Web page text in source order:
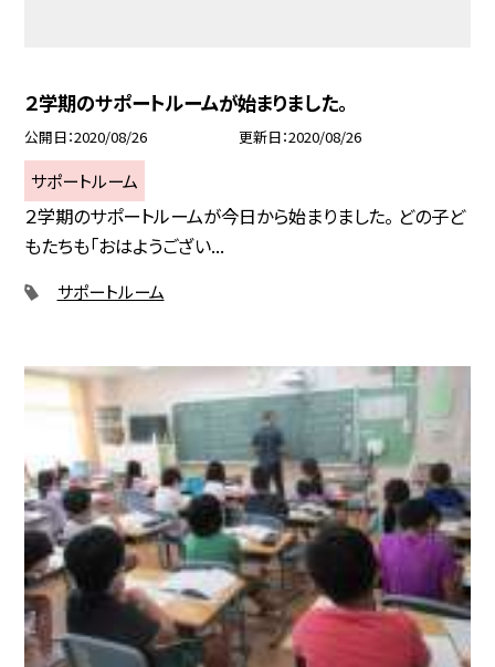
２学期のサポートルームが始まりました。
公開日 2020/08/26 更新日 2020/08/26
サポートルーム
２学期のサポートルームが今日から始まりました。 どの子ど
もたちも「おはようござい...
サポートルーム